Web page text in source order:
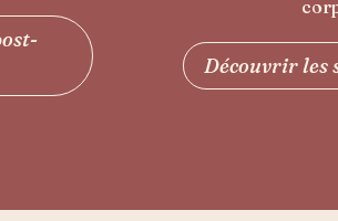
reconnecter à
Découvrir